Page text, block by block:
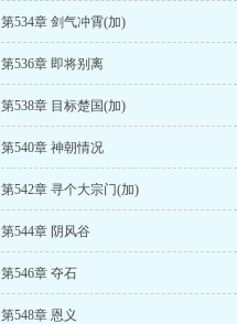
第534章 剑气冲霄(加)
第536章 即将别离
第538章 目标楚国(加)
第540章 神朝情况
第542章 寻个大宗门(加)
第544章 阴风谷
第546章 夺石
第548章 恩义